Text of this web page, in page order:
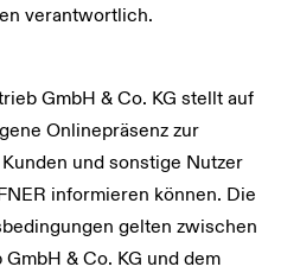
verantwortlich.
GmbH & Co. KG stellt auf
Onlinepräsenz zur
und sonstige Nutzer
informieren können. Die
gelten zwischen
& Co. KG und dem